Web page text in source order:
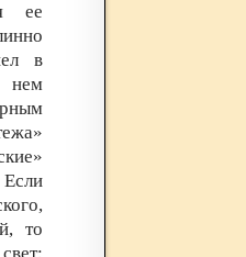
ее
в
нем
то